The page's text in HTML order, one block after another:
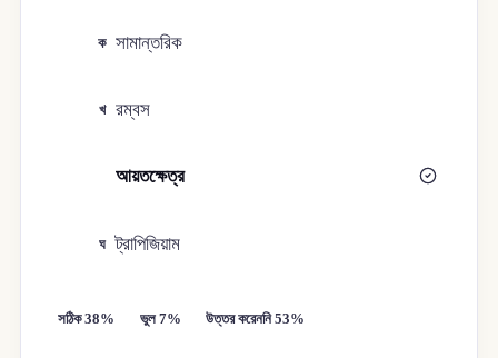
ক সামান্তরিক
খ রম্বস
আয়তক্ষেত্র
ঘ ট্রাপিজিয়াম
সঠিক 38% ভুল 7% উত্তর করেননি 53%